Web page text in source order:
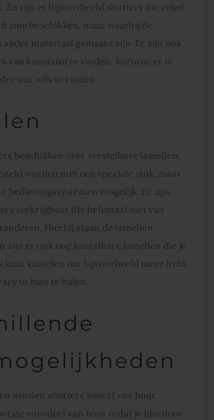
Zo zijn er bijvoorbeeld shutters die enkel
beschikken, maar waarbij de
ander materiaal gemaakt zijn. Er zijn ook
van kunststof te vinden. Kortom: er is
wat wils te vinden.
beschikken over verstelbare lamellen.
worden met een speciale stok, maar
bedieningssystemen mogelijk. Er zijn
verkrijgbaar die helemaal niet van
Hierbij staan de lamellen
zijn er ook nog kantelbare lamellen die je
kunt kantelen om bijvoorbeeld meer licht
in huis te halen.
worden shutters vooral van hout
voordeel van hout is dat je hierdoor